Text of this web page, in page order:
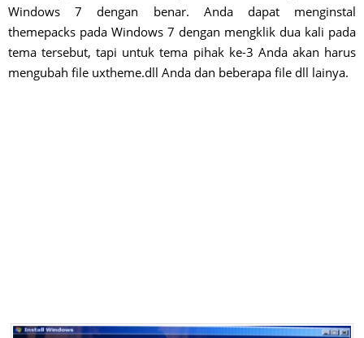
Windows 7 dengan benar. Anda dapat menginstal
themepacks pada Windows 7 dengan mengklik dua kali pada
tema tersebut, tapi untuk tema pihak ke-3 Anda akan harus
mengubah file uxtheme.dll Anda dan beberapa file dll lainya.